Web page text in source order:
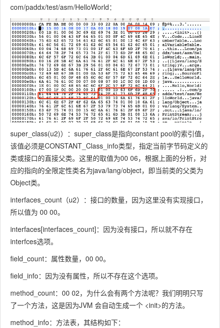
T_InvokeD
ynamic_inf
o
name_and
_type_inde
x
u2
CONSTAN
T_NameAn
dType_info
的索引
com/paddx/test/asm/HelloWorld：
super_class(u2)）：super_class是指向constant pool的索引值，
该值必须是CONSTANT_Class_info类型，指定当前字节码定义的
类或接口的直接父类。这里的取值为00 06，根据上面的分析，对
应的指向的全限定性类名为java/lang/object，即当前类的父类为
Object类。
interfaces_count（u2）：接口的数量，因为这里没有实现接口，
所以值为 00 00。
interfaces[interfaces_count]：因为没有接口，所以就不存在
interfces选项。
field_count：属性数量，00 00。
field_info：因为没有属性，所以不存在这个选项。
method_count：00 02，为什么会有两个方法呢？我们明明只写
了一个方法，这是因为JVM 会自动生成一个 <init>的方法。
method_info：方法表，其结构如下：